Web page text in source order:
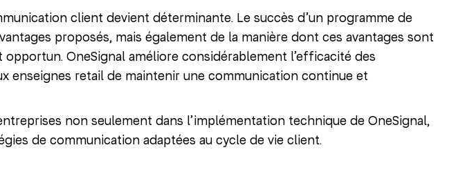
client devient déterminante. Le succès d’un programme de
proposés, mais également de la manière dont ces avantages sont
OneSignal améliore considérablement l’efficacité des
enseignes retail de maintenir une communication continue et
non seulement dans l’implémentation technique de OneSignal,
de communication adaptées au cycle de vie client.